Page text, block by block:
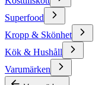
Superfood
Kropp & Skönhet
Kök & Hushåll
Varumärken